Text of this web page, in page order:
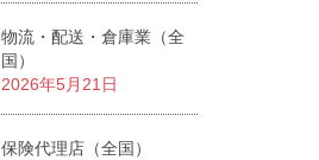
物流・配送・倉庫業（全
国）
2026年5月21日
保険代理店（全国）